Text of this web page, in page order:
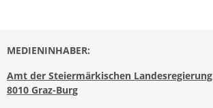
MEDIENINHABER:
Amt der Steiermärkischen Landesregierung
8010 Graz-Burg